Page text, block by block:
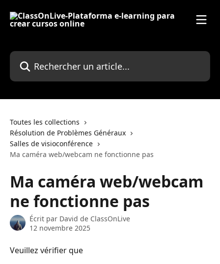
Rechercher un article...
Toutes les collections
Résolution de Problèmes Généraux
Salles de visioconférence
Ma caméra web/webcam ne fonctionne pas
Ma caméra web/webcam
ne fonctionne pas
Écrit par David de ClassOnLive
12 novembre 2025
Veuillez vérifier que